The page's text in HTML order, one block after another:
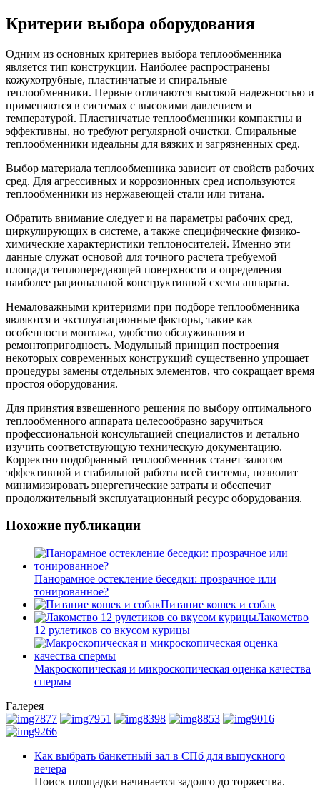
Критерии выбора оборудования
Одним из основных критериев выбора теплообменника
является тип конструкции. Наиболее распространены
кожухотрубные, пластинчатые и спиральные
теплообменники. Первые отличаются высокой надежностью и
применяются в системах с высокими давлением и
температурой. Пластинчатые теплообменники компактны и
эффективны, но требуют регулярной очистки. Спиральные
теплообменники идеальны для вязких и загрязненных сред.
Выбор материала теплообменника зависит от свойств рабочих
сред. Для агрессивных и коррозионных сред используются
теплообменники из нержавеющей стали или титана.
Обратить внимание следует и на параметры рабочих сред,
циркулирующих в системе, а также специфические физико-
химические характеристики теплоносителей. Именно эти
данные служат основой для точного расчета требуемой
площади теплопередающей поверхности и определения
наиболее рациональной конструктивной схемы аппарата.
Немаловажными критериями при подборе теплообменника
являются и эксплуатационные факторы, такие как
особенности монтажа, удобство обслуживания и
ремонтопригодность. Модульный принцип построения
некоторых современных конструкций существенно упрощает
процедуры замены отдельных элементов, что сокращает время
простоя оборудования.
Для принятия взвешенного решения по выбору оптимального
теплообменного аппарата целесообразно заручиться
профессиональной консультацией специалистов и детально
изучить соответствующую техническую документацию.
Корректно подобранный теплообменник станет залогом
эффективной и стабильной работы всей системы, позволит
минимизировать энергетические затраты и обеспечит
продолжительный эксплуатационный ресурс оборудования.
Похожие публикации
Панорамное остекление беседки: прозрачное или
тонированное?
Питание кошек и собак
Лакомство
12 рулетиков со вкусом курицы
Макроскопическая и микроскопическая оценка качества
спермы
Галерея
Как выбрать банкетный зал в СПб для выпускного
вечера
Поиск площадки начинается задолго до торжества.